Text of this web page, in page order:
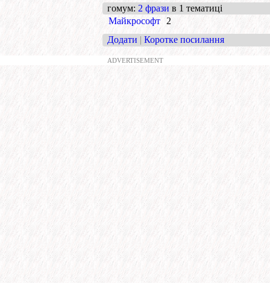
гомум: 2 фрази в 1 тематиці
Майкрософт 2
Додати | Коротке посилання
ADVERTISEMENT